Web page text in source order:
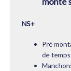
NS+
Pré
de temps